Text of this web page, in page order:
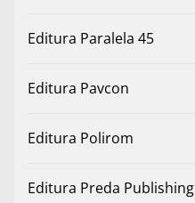
Editura Paralela 45
Editura Pavcon
Editura Polirom
Editura Preda Publishing